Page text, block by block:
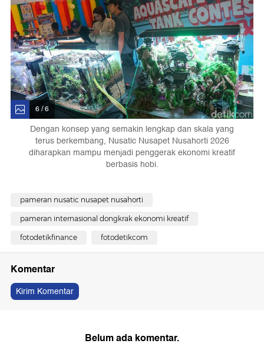
6 / 6
Dengan konsep yang semakin lengkap dan skala yang
terus berkembang, Nusatic Nusapet Nusahorti 2026
diharapkan mampu menjadi penggerak ekonomi kreatif
berbasis hobi.
pameran nusatic nusapet nusahorti
pameran internasional dongkrak ekonomi kreatif
fotodetikfinance fotodetikcom
Komentar
Kirim Komentar
Belum ada komentar.